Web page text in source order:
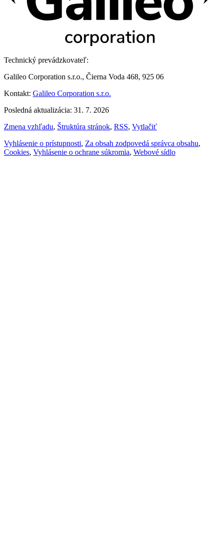
Technický prevádzkovateľ:
Galileo Corporation s.r.o., Čierna Voda 468, 925 06
Kontakt: Galileo Corporation s.r.o.
Posledná aktualizácia: 31. 7. 2026
Zmena vzhľadu, Štruktúra stránok, RSS, Vytlačiť
Vyhlásenie o prístupnosti, Za obsah zodpovedá správca obsahu,
Cookies, Vyhlásenie o ochrane súkromia, Webové sídlo